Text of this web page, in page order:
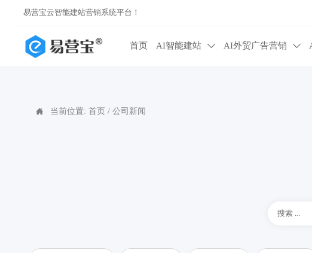
易营宝云智能建站营销系统平台！
首页 AI智能建站  AI外贸广告营销 
 当前位置: 首页/ 公司新闻